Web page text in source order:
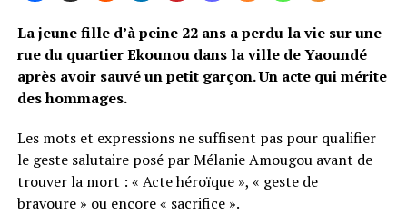
La jeune fille d’à peine 22 ans a perdu la vie sur une
rue du quartier Ekounou dans la ville de Yaoundé
après avoir sauvé un petit garçon. Un acte qui mérite
des hommages.
Les mots et expressions ne suffisent pas pour qualifier
le geste salutaire posé par Mélanie Amougou avant de
trouver la mort : « Acte héroïque », « geste de
bravoure » ou encore « sacrifice ».